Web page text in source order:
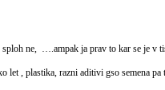
ne, ….ampak ja prav to kar se je v
let , plastika, razni aditivi gso semena